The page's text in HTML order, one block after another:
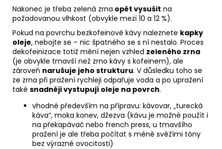
Nakonec je třeba zelená zrna opět vysušit na
požadovanou vlhkost (obvykle mezi 10 a 12 %).
Pokud na povrchu bezkofeinové kávy naleznete kapky
oleje, nebojte se – nic špatného se s ní nestalo. Proces
dekofeinizace totiž mění nejen vzhled zeleného zrna
(je obvykle tmavší než zrno kávy s kofeinem), ale
zároveň narušuje jeho strukturu. V důsledku toho se
ze zrna při pražení rychleji odpařuje voda a po upražení
také snadněji vystupují oleje na povrch.
vhodné především na přípravu: kávovar, „turecká
káva“, moka konev, džezva (kávu je možné použít i
na překapávač nebo french press, u tmavšího
pražení je ale třeba počítat s méně svěžími tóny
bez výrazné ovocitosti)